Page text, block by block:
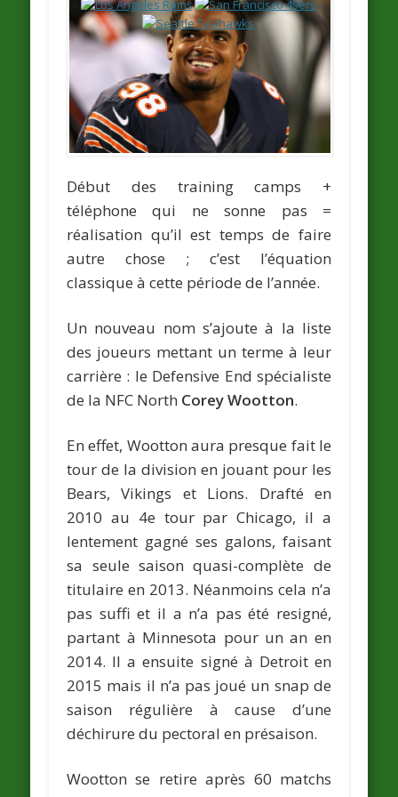
Début des training camps +
téléphone qui ne sonne pas =
réalisation qu’il est temps de faire
autre chose ; c’est l’équation
classique à cette période de l’année.
Un nouveau nom s’ajoute à la liste
des joueurs mettant un terme à leur
carrière : le Defensive End spécialiste
de la NFC North Corey Wootton.
En effet, Wootton aura presque fait le
tour de la division en jouant pour les
Bears, Vikings et Lions. Drafté en
2010 au 4e tour par Chicago, il a
lentement gagné ses galons, faisant
sa seule saison quasi-complète de
titulaire en 2013. Néanmoins cela n’a
pas suffi et il a n’a pas été resigné,
partant à Minnesota pour un an en
2014. Il a ensuite signé à Detroit en
2015 mais il n’a pas joué un snap de
saison régulière à cause d’une
déchirure du pectoral en présaison.
Wootton se retire après 60 matchs